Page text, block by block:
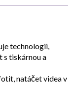
technologii,
tiskárnou a
natáčet videa v